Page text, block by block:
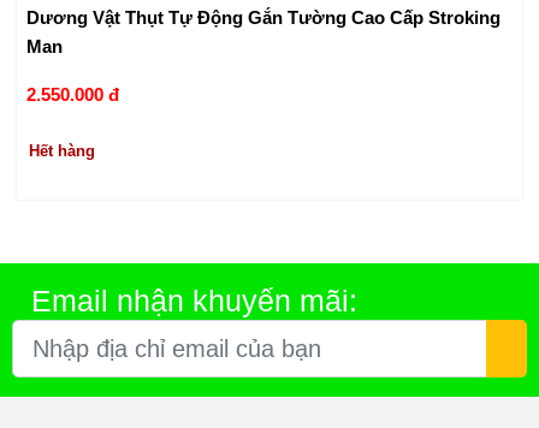
Dương Vật Thụt Tự Động Gắn Tường Cao Cấp Stroking
Man
2.550.000 đ
Hết hàng
Email nhận khuyến mãi: